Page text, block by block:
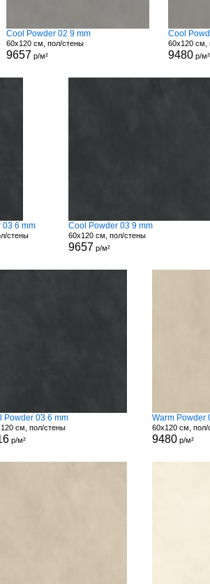
Cool Powder 02 9 mm
60x120 см, пол/стены
9657 р/м²
Cool
60x120 см,
9480 р/м²
03 6 mm
стены
Cool Powder 03 9 mm
60x120 см, пол/стены
9657 р/м²
Powder 03 6 mm
см, пол/стены
р/м²
Warm Powder
60x120 см, пол/
9480 р/м²